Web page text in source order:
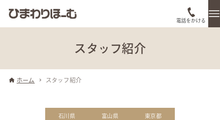
電話をかける
スタッフ紹介
ホーム スタッフ紹介
石川県 富山県 東京都